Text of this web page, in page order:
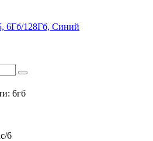
6Гб/128Гб, Синий
6гб
6